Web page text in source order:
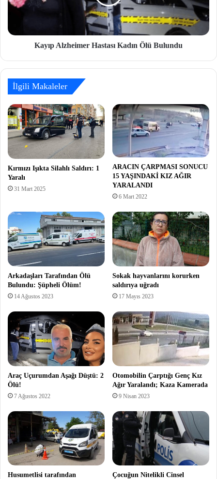
Kayıp Alzheimer Hastası Kadın Ölü Bulundu
İlgili Makaleler
Kırmızı Işıkta Silahlı Saldırı: 1
Yaralı
31 Mart 2025
ARACIN ÇARPMASI SONUCU
15 YAŞINDAKİ KIZ AĞIR
YARALANDI
6 Mart 2022
Arkadaşları Tarafından Ölü
Bulundu: Şüpheli Ölüm!
14 Ağustos 2023
Sokak hayvanlarını korurken
saldırıya uğradı
17 Mayıs 2023
Araç Uçurumdan Aşağı Düştü: 2
Ölü!
7 Ağustos 2022
Otomobilin Çarptığı Genç Kız
Ağır Yaralandı; Kaza Kamerada
9 Nisan 2023
Husumetlisi tarafından
Çocuğun Nitelikli Cinsel